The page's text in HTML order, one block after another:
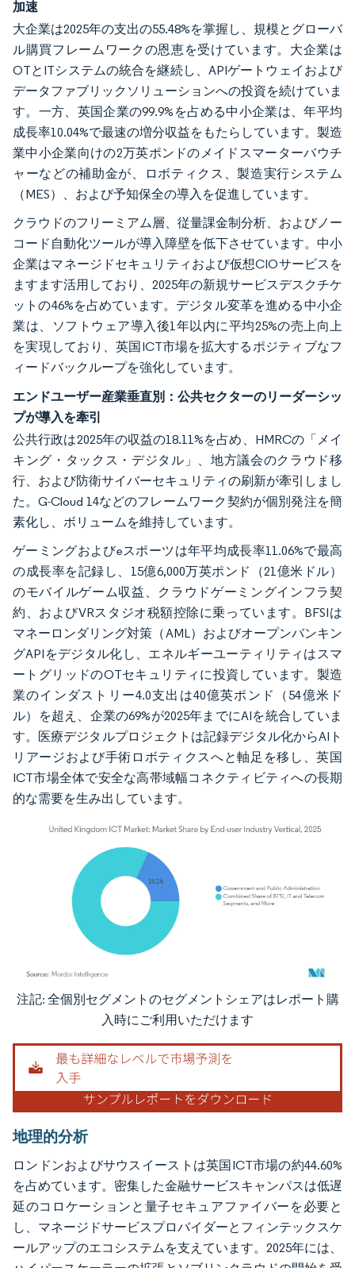
加速
大企業は2025年の支出の55.48%を掌握し、規模とグローバ
ル購買フレームワークの恩恵を受けています。大企業は
OTとITシステムの統合を継続し、APIゲートウェイおよび
データファブリックソリューションへの投資を続けていま
す。一方、英国企業の99.9%を占める中小企業は、年平均
成長率10.04%で最速の増分収益をもたらしています。製造
業中小企業向けの2万英ポンドのメイドスマーターバウチ
ャーなどの補助金が、ロボティクス、製造実行システム
（MES）、および予知保全の導入を促進しています。
クラウドのフリーミアム層、従量課金制分析、およびノー
コード自動化ツールが導入障壁を低下させています。中小
企業はマネージドセキュリティおよび仮想CIOサービスを
ますます活用しており、2025年の新規サービスデスクチケ
ットの46%を占めています。デジタル変革を進める中小企
業は、ソフトウェア導入後1年以内に平均25%の売上向上
を実現しており、英国ICT市場を拡大するポジティブなフ
ィードバックループを強化しています。
エンドユーザー産業垂直別：公共セクターのリーダーシッ
プが導入を牽引
公共行政は2025年の収益の18.11%を占め、HMRCの「メイ
キング・タックス・デジタル」、地方議会のクラウド移
行、および防衛サイバーセキュリティの刷新が牽引しまし
た。G-Cloud 14などのフレームワーク契約が個別発注を簡
素化し、ボリュームを維持しています。
ゲーミングおよびeスポーツは年平均成長率11.06%で最高
の成長率を記録し、15億6,000万英ポンド（21億米ドル）
のモバイルゲーム収益、クラウドゲーミングインフラ契
約、およびVRスタジオ税額控除に乗っています。BFSIは
マネーロンダリング対策（AML）およびオープンバンキン
グAPIをデジタル化し、エネルギーユーティリティはスマ
ートグリッドのOTセキュリティに投資しています。製造
業のインダストリー4.0支出は40億英ポンド（54億米ド
ル）を超え、企業の69%が2025年までにAIを統合していま
す。医療デジタルプロジェクトは記録デジタル化からAIト
リアージおよび手術ロボティクスへと軸足を移し、英国
ICT市場全体で安全な高帯域幅コネクティビティへの長期
的な需要を生み出しています。
画像 © Mordor Intelligence。再利用にはCC BY 4.0の表示が必要です。
注記: 全個別セグメントのセグメントシェアはレポート購
入時にご利用いただけます
地理的分析
ロンドンおよびサウスイーストは英国ICT市場の約44.60%
を占めています。密集した金融サービスキャンパスは低遅
延のコロケーションと量子セキュアファイバーを必要と
し、マネージドサービスプロバイダーとフィンテックスケ
ールアップのエコシステムを支えています。2025年には、